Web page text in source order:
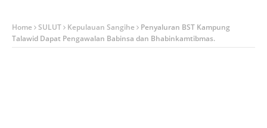
Home SULUT Kepulauan Sangihe
Penyaluran BST Kampung
Talawid Dapat Pengawalan Babinsa dan Bhabinkamtibmas.